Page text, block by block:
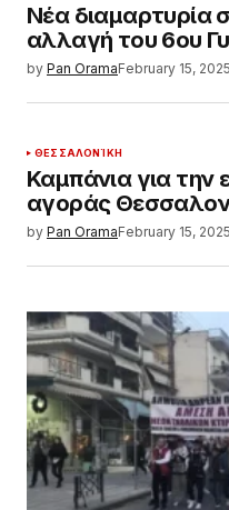
Νέα διαμαρτυρία
αλλαγή του 6ου
by Pan OramaFebruary 15, 2025
ΘΕΣΣΑΛΟΝΊΚΗ
Καμπάνια για την
αγοράς
by Pan OramaFebruary 15, 2025